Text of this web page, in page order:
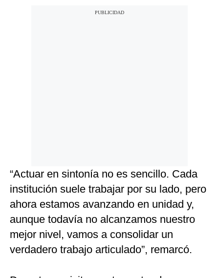
“Actuar en sintonía no es sencillo. Cada
institución suele trabajar por su lado, pero
ahora estamos avanzando en unidad y,
aunque todavía no alcanzamos nuestro
mejor nivel, vamos a consolidar un
verdadero trabajo articulado”, remarcó.